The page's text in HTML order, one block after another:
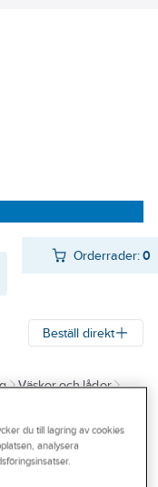
Orderrader:0
Beställ direkt
Väskor och lådor
HELLY HANSEN
Väska Helly
du till lagring av cookies
analysera